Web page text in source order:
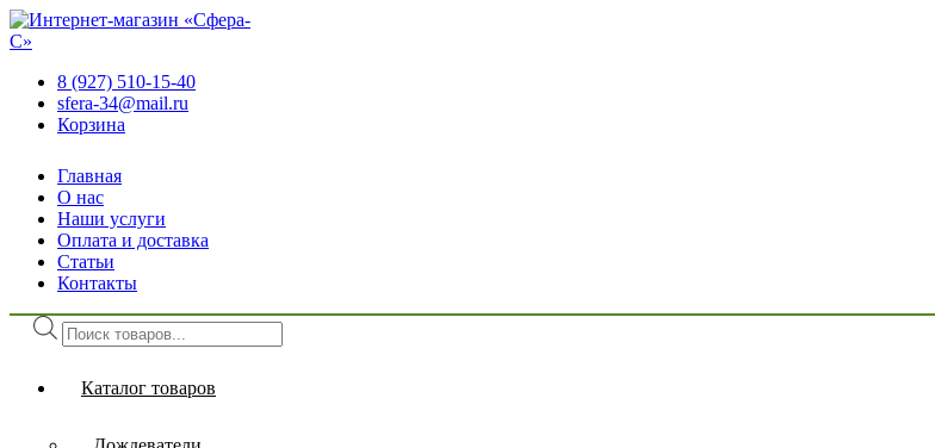
8 (927) 510-15-40
sfera-34@mail.ru
Корзина
Главная
О нас
Наши услуги
Оплата и доставка
Статьи
Контакты
Поиск
товаров
Каталог товаров